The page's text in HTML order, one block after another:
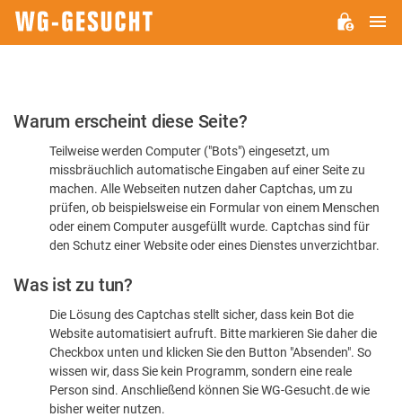
Bitte
dass
sind
Warum erscheint diese Seite?
Teilweise werden Computer ("Bots") eingesetzt, um
missbräuchlich automatische Eingaben auf einer Seite zu
machen. Alle Webseiten nutzen daher Captchas, um zu
prüfen, ob beispielsweise ein Formular von einem Menschen
oder einem Computer ausgefüllt wurde. Captchas sind für
den Schutz einer Website oder eines Dienstes unverzichtbar.
Was ist zu tun?
Die Lösung des Captchas stellt sicher, dass kein Bot die
Website automatisiert aufruft. Bitte markieren Sie daher die
Checkbox unten und klicken Sie den Button "Absenden". So
wissen wir, dass Sie kein Programm, sondern eine reale
Person sind. Anschließend können Sie WG-Gesucht.de wie
bisher weiter nutzen.